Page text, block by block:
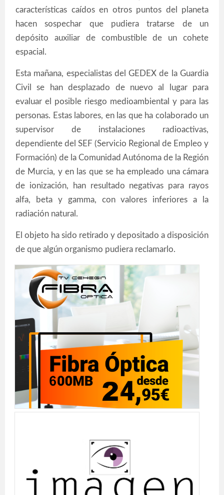
características caídos en otros puntos del planeta
hacen sospechar que pudiera tratarse de un
depósito auxiliar de combustible de un cohete
espacial.
Esta mañana, especialistas del GEDEX de la Guardia
Civil se han desplazado de nuevo al lugar para
evaluar el posible riesgo medioambiental y para las
personas. Estas labores, en las que ha colaborado un
supervisor de instalaciones radioactivas,
dependiente del SEF (Servicio Regional de Empleo y
Formación) de la Comunidad Autónoma de la Región
de Murcia, y en las que se ha empleado una cámara
de ionización, han resultado negativas para rayos
alfa, beta y gamma, con valores inferiores a la
radiación natural.
El objeto ha sido retirado y depositado a disposición
de que algún organismo pudiera reclamarlo.